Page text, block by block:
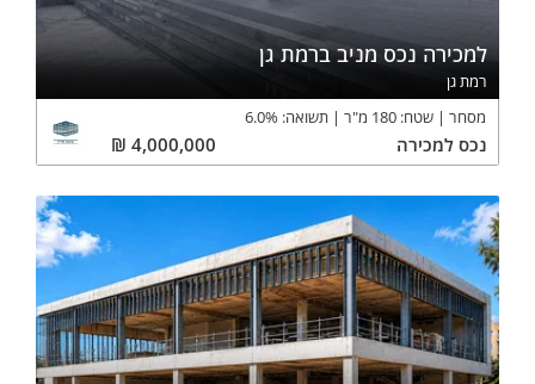
למכירה נכס מניב ברמת גן
רמת גן
מסחר
שטח: 180 מ"ר תשואה: 6.0%
נכס למכירה 4,000,000
₪